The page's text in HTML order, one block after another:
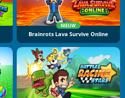
NIEUW
Brainrots Lava Survive Online